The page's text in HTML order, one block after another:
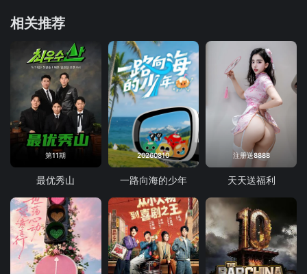
相关推荐
第11期
最优秀山
20260810
一路向海的少年
注册送8888
天天送福利